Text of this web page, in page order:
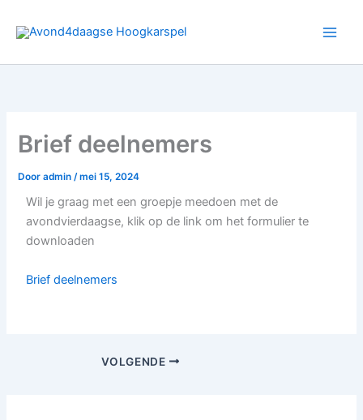
naar
inhoud
Brief deelnemers
Dooradmin/mei 15, 2024
Wil je graag met een groepje meedoen met de
avondvierdaagse, klik op de link om het formulier te
downloaden
Brief deelnemers
VOLGENDE